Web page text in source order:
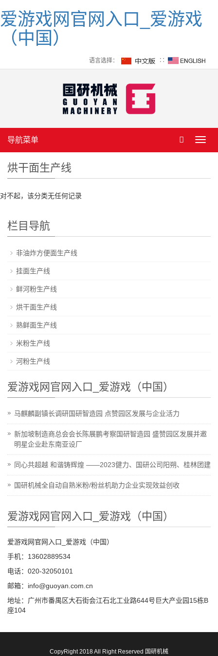
爱游戏网官网入口_爱游戏
（中国）
语言选择： ∷
导航菜单
烘干面生产线
对不起，该分类无任何记录
栏目导航
非油炸方便面生产线
挂面生产线
鲜河粉生产线
烘干面生产线
熟鲜面生产线
米粉生产线
河粉生产线
爱游戏网官网入口_爱游戏（中国）
马麒麟副镇长调研国研智造园 点赞园区发展与企业活力
新加坡制造商总会会长陈展鹏考察国研智造园 盛赞园区发展并邀
明星企业赴东南亚设厂
同心共超越 和谐铸辉煌 ——2023健力、国研公司阳朔、桂林团建
国研机械全自动自熟米粉/粉丝机助力企业实现效益创收
爱游戏网官网入口_爱游戏（中国）
爱游戏网官网入口_爱游戏（中国）
手机：13602889534
电话：020-32050101
邮箱：info@guoyan.com.cn
地址：广州市番禺区大石街会江石北工业路644号巨大产业园15栋B
座104
CopyRight 2018 All Right Reserved 国研机械